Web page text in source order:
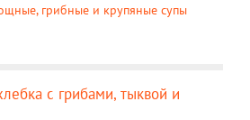
грибные и крупяные супы